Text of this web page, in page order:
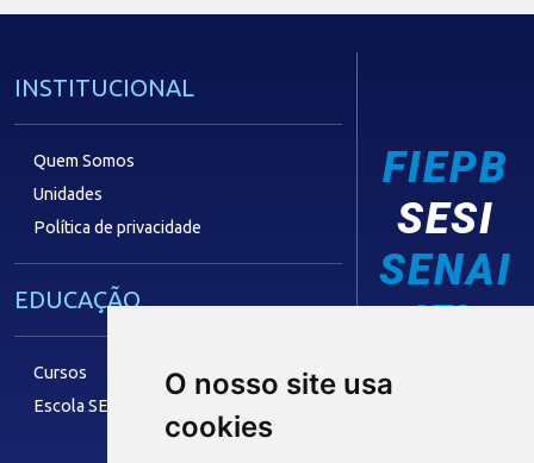
O nosso site usa
cookies
INSTITUCIONAL
Quem Somos
Unidades
Política de privacidade
EDUCAÇÃO
Cursos
Escola SESI
FIEPB
SESI
SENAI
IEL